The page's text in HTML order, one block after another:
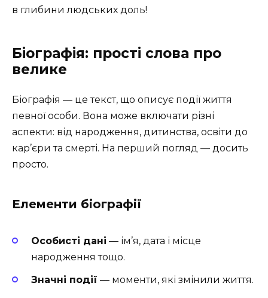
в глибини людських доль!
Біографія: прості слова про
велике
Біографія — це текст, що описує події життя
певної особи. Вона може включати різні
аспекти: від народження, дитинства, освіти до
кар’єри та смерті. На перший погляд — досить
просто.
Елементи біографії
Особисті дані — ім’я, дата і місце
народження тощо.
Значні події — моменти, які змінили життя.